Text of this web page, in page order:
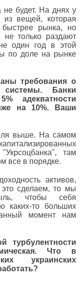
будет. На днях у
вещей, которая
рынка, но
не только раздают
один год в этой
по доле на рынке
требования о
системы. Банки
адекватности
на 10%. Ваши
выше. На самом
там
все в порядке.
активов,
сделаем, то мы
чтобы себя
каких-то больших
момент нам
турбулентности
Что в
украинских